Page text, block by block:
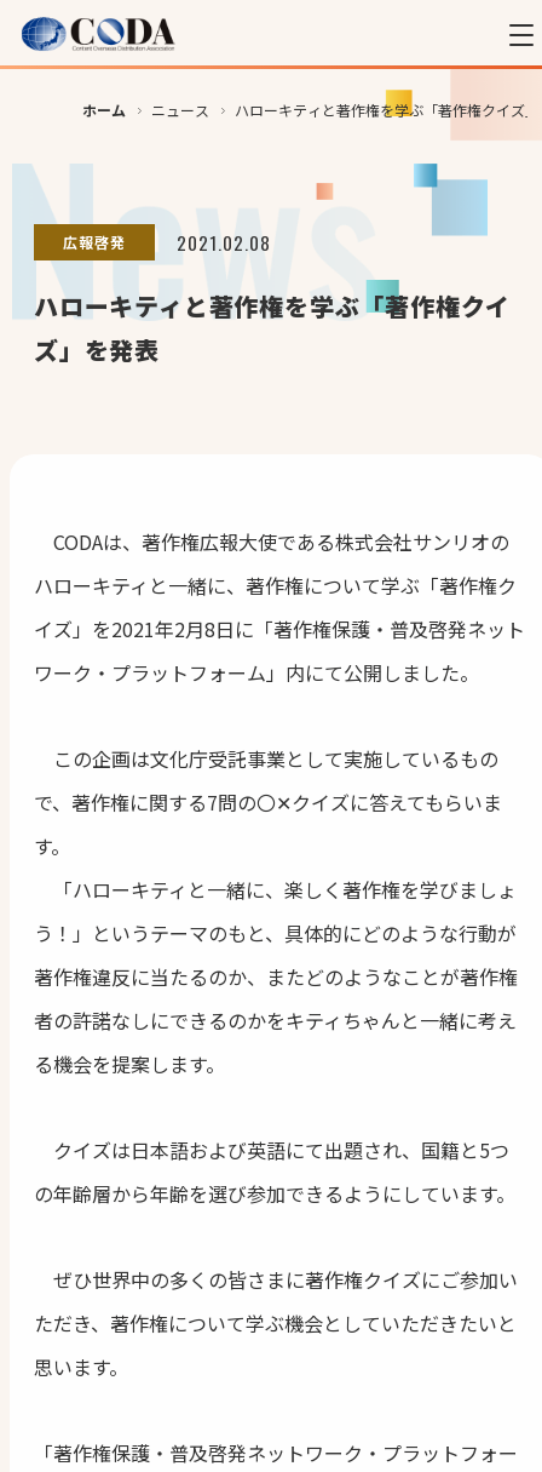
ホーム ニュース ハローキティと著作権を学ぶ「著作権クイズ
広報啓発 2021.02.08
ハローキティと著作権を学ぶ「著作権クイ
ズ」を発表
CODAは、著作権広報大使である株式会社サンリオの
ハローキティと一緒に、著作権について学ぶ「著作権ク
イズ」を2021年2月8日に「著作権保護・普及啓発ネット
ワーク・プラットフォーム」内にて公開しました。
この企画は文化庁受託事業として実施しているもの
で、著作権に関する7問の〇✕クイズに答えてもらいま
す。
「ハローキティと一緒に、楽しく著作権を学びましょ
う！」というテーマのもと、具体的にどのような行動が
著作権違反に当たるのか、またどのようなことが著作権
者の許諾なしにできるのかをキティちゃんと一緒に考え
る機会を提案します。
クイズは日本語および英語にて出題され、国籍と5つ
の年齢層から年齢を選び参加できるようにしています。
ぜひ世界中の多くの皆さまに著作権クイズにご参加い
ただき、著作権について学ぶ機会としていただきたいと
思います。
「著作権保護・普及啓発ネットワーク・プラットフォー